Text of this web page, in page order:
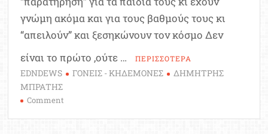
γνώμη ακόμα και για τους βαθμούς τους κι
“απειλούν” και ξεσηκώνουν τον κόσμο Δεν
είναι το πρώτο ,ούτε …
ΠΕΡΙΣΣΟΤΕΡΑ
EDNDEWS ΓΟΝΕΙΣ - ΚΗΔΕΜΟΝΕΣ
ΔΗΜΗΤΡΗΣ
ΜΠΡΑΤΗΣ
Comment